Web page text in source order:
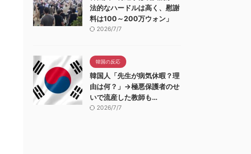
法的なハードルは高く、慰謝
料は100～200万ウォン」
2026/7/7
韓国の反応
韓国人「先生が病気休暇？理
由は何？」→極悪保護者のせ
いで流産した教師も…
2026/7/7